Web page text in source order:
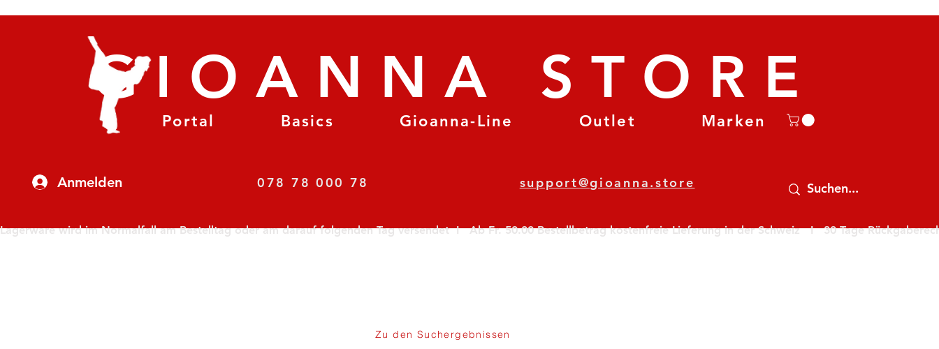
Anmelden
Portal Basics Gioanna-Line Outlet Marken
GIOANNA STORE
078 78 000 78 support@gioanna.store
Lagerware wird im Normalfall am Bestelltag oder am darauf folgenden Tag versendet  I   Ab Fr. 50.00 Bestellbetrag kostenfreie Lieferung in der Schweiz   I   30 Tage
Zu den Suchergebnissen